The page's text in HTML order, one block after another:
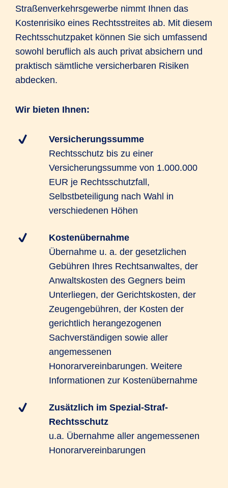
Straßenverkehrsgewerbe nimmt Ihnen das
Kostenrisiko eines Rechtsstreites ab. Mit diesem
Rechtsschutzpaket können Sie sich umfassend
sowohl beruflich als auch privat absichern und
praktisch sämtliche versicherbaren Risiken
abdecken.
Wir bieten Ihnen:
Versicherungssumme
Rechtsschutz bis zu einer
Versicherungssumme von 1.000.000
EUR je Rechtsschutzfall,
Selbstbeteiligung nach Wahl in
verschiedenen Höhen
Kostenübernahme
Übernahme u. a. der gesetzlichen
Gebühren Ihres Rechtsanwaltes, der
Anwaltskosten des Gegners beim
Unterliegen, der Gerichtskosten, der
Zeugengebühren, der Kosten der
gerichtlich herangezogenen
Sachverständigen sowie aller
angemessenen
Honorarvereinbarungen. Weitere
Informationen zur Kostenübernahme
Zusätzlich im Spezial-Straf-
Rechtsschutz
u.a. Übernahme aller angemessenen
Honorarvereinbarungen